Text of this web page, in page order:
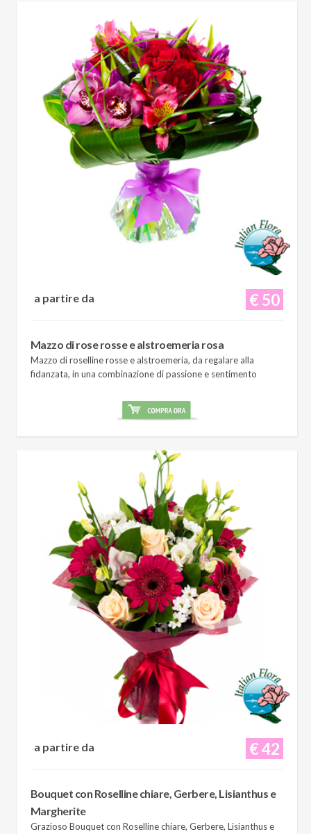
€ 50
a partire da
Mazzo di rose rosse e alstroemeria rosa
Mazzo di roselline rosse e alstroemeria, da regalare alla
fidanzata, in una combinazione di passione e sentimento
€ 42
a partire da
Bouquet con Roselline chiare, Gerbere, Lisianthus e
Margherite
Grazioso Bouquet con Roselline chiare, Gerbere, Lisianthus e